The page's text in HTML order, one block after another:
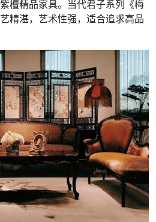
檀精品家具。当代君子系列《梅
精湛，艺术性强，适合追求高品